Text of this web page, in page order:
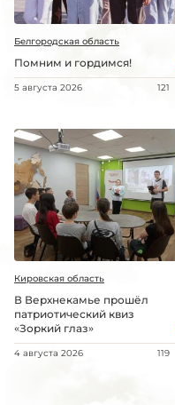
Белгородская область
Помним и гордимся!
5 августа 2026 121
Кировская область
В Верхнекамье прошёл
патриотический квиз
«Зоркий глаз»
4 августа 2026 119